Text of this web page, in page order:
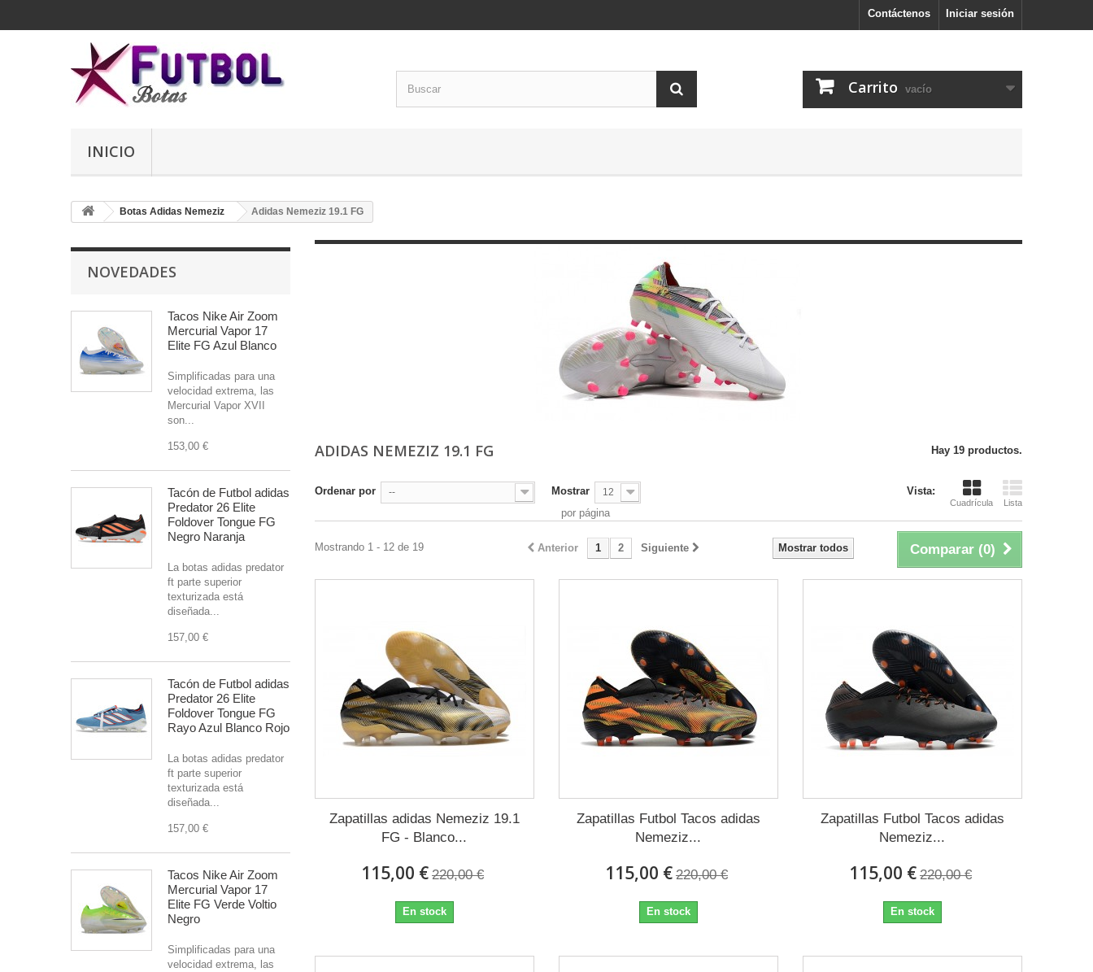
Iniciar sesión
Contáctenos
Carrito vacío
INICIO
Botas Adidas Nemeziz Adidas Nemeziz 19.1 FG
NOVEDADES
Tacos Nike Air Zoom
Mercurial Vapor 17
Elite FG Azul Blanco
Simplificadas para una
velocidad extrema, las
Mercurial Vapor XVII
son...
153,00 €
Tacón de Futbol adidas
Predator 26 Elite
Foldover Tongue FG
Negro Naranja
La botas adidas predator
ft parte superior
texturizada está
diseñada...
157,00 €
Tacón de Futbol adidas
Predator 26 Elite
Foldover Tongue FG
Rayo Azul Blanco Rojo
La botas adidas predator
ft parte superior
texturizada está
diseñada...
157,00 €
Tacos Nike Air Zoom
Mercurial Vapor 17
Elite FG Verde Voltio
Negro
Simplificadas para una
velocidad extrema, las
ADIDAS NEMEZIZ 19.1 FG Hay 19 productos.
Vista:
Cuadrícula Lista
Ordenar por -- Mostrar 12
por página
Comparar (0)
Mostrar todos
Anterior 1 2 Siguiente
Mostrando 1 - 12 de 19
Zapatillas adidas Nemeziz 19.1
FG - Blanco...
115,00 € 220,00 €
En stock
Zapatillas Futbol Tacos adidas
Nemeziz...
115,00 € 220,00 €
En stock
Zapatillas Futbol Tacos adidas
Nemeziz...
115,00 € 220,00 €
En stock